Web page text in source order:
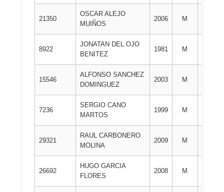
21350
OSCAR ALEJO
MUIÑOS
2006 M
8922
JONATAN DEL OJO
BENITEZ
1981 M
15546
ALFONSO SANCHEZ
DOMINGUEZ
2003 M
7236
SERGIO CANO
MARTOS
1999 M
29321
RAUL CARBONERO
MOLINA
2009 M
26692
HUGO GARCIA
FLORES
2008 M